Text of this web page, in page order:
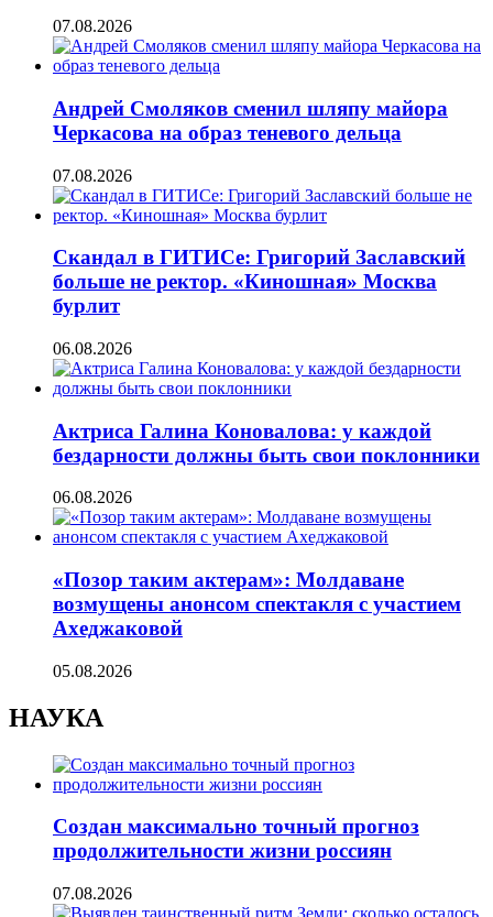
07.08.2026
Андрей Смоляков сменил шляпу майора
Черкасова на образ теневого дельца
07.08.2026
Скандал в ГИТИСе: Григорий Заславский
больше не ректор. «Киношная» Москва
бурлит
06.08.2026
Актриса Галина Коновалова: у каждой
бездарности должны быть свои поклонники
06.08.2026
«Позор таким актерам»: Молдаване
возмущены анонсом спектакля с участием
Ахеджаковой
05.08.2026
НАУКА
Создан максимально точный прогноз
продолжительности жизни россиян
07.08.2026